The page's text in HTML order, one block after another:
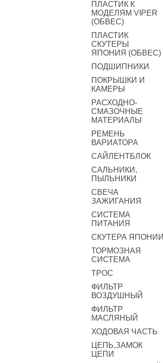
ПЛАСТИК К
МОДЕЛЯМ VIPER
(ОБВЕС)
ПЛАСТИК
СКУТЕРЫ
ЯПОНИЯ (ОБВЕС)
ПОДШИПНИКИ
ПОКРЫШКИ И
КАМЕРЫ
РАСХОДНО-
СМАЗОЧНЫЕ
МАТЕРИАЛЫ
РЕМЕНЬ
ВАРИАТОРА
САЙЛЕНТБЛОК
САЛЬНИКИ,
ПЫЛЬНИКИ
СВЕЧА
ЗАЖИГАНИЯ
СИСТЕМА
ПИТАНИЯ
СКУТЕРА ЯПОНИИ
ТОРМОЗНАЯ
СИСТЕМА
ТРОС
ФИЛЬТР
ВОЗДУШНЫЙ
ФИЛЬТР
МАСЛЯНЫЙ
ХОДОВАЯ ЧАСТЬ
ЦЕПЬ,ЗАМОК
ЦЕПИ